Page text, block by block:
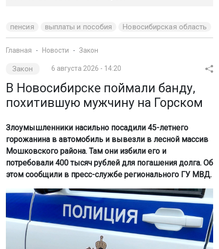
пенсия выплаты и пособия Новосибирская область
Главная Новости Закон
Закон 6 августа 2026 - 14:20
В Новосибирске поймали банду,
похитившую мужчину на Горском
Злоумышленники насильно посадили 45-летнего
горожанина в автомобиль и вывезли в лесной массив
Мошковского района. Там они избили его и
потребовали 400 тысяч рублей для погашения долга. Об
этом сообщили в пресс-службе регионального ГУ МВД.